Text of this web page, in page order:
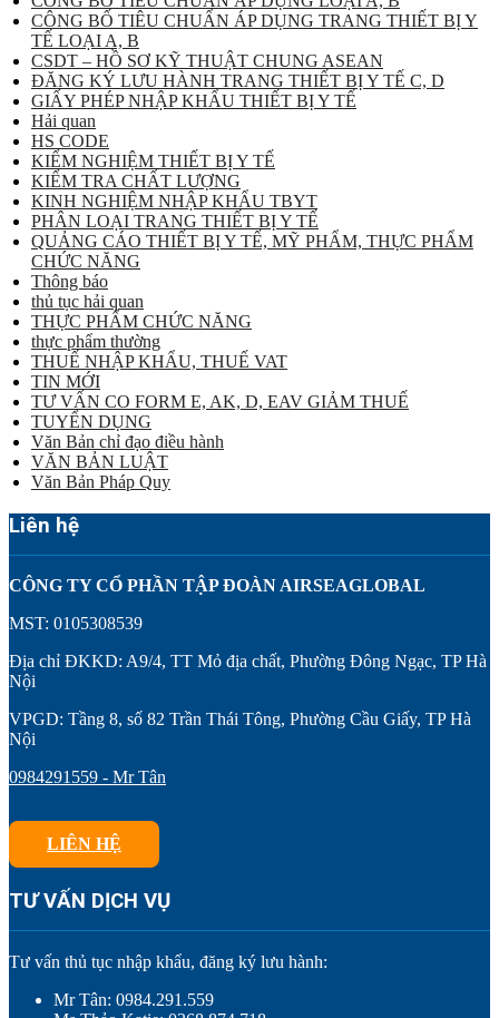
CÔNG BỐ TIÊU CHUẨN ÁP DỤNG TRANG THIẾT BỊ Y
TẾ LOẠI A, B
CSDT – HỒ SƠ KỸ THUẬT CHUNG ASEAN
ĐĂNG KÝ LƯU HÀNH TRANG THIẾT BỊ Y TẾ C, D
GIẤY PHÉP NHẬP KHẨU THIẾT BỊ Y TẾ
Hải quan
HS CODE
KIỂM NGHIỆM THIẾT BỊ Y TẾ
KIỂM TRA CHẤT LƯỢNG
KINH NGHIỆM NHẬP KHẨU TBYT
PHÂN LOẠI TRANG THIẾT BỊ Y TẾ
QUẢNG CÁO THIẾT BỊ Y TẾ, MỸ PHẨM, THỰC PHẨM
CHỨC NĂNG
Thông báo
thủ tục hải quan
THỰC PHẨM CHỨC NĂNG
thực phẩm thường
THUẾ NHẬP KHẨU, THUẾ VAT
TIN MỚI
TƯ VẤN CO FORM E, AK, D, EAV GIẢM THUẾ
TUYỂN DỤNG
Văn Bản chỉ đạo điều hành
VĂN BẢN LUẬT
Văn Bản Pháp Quy
Liên hệ
CÔNG TY CỔ PHẦN TẬP ĐOÀN AIRSEAGLOBAL
MST: 0105308539
Địa chỉ ĐKKD: A9/4, TT Mỏ địa chất, Phường Đông Ngạc, TP Hà
Nội
VPGD: Tầng 8, số 82 Trần Thái Tông, Phường Cầu Giấy, TP Hà
Nội
0984291559 - Mr Tân
LIÊN HỆ
TƯ VẤN DỊCH VỤ
Tư vấn thủ tục nhập khẩu, đăng ký lưu hành:
Mr Tân: 0984.291.559